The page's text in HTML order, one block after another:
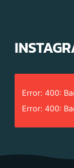
Error: 400:
Error: 400: